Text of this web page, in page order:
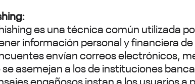
es una técnica común utilizada
información personal y financiera
envían correos electrónicos,
se asemejan a los de instituciones